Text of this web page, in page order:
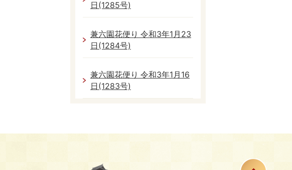
日(1285号)
兼六園花便り 令和3年1月23
日(1284号)
兼六園花便り 令和3年1月16
日(1283号)